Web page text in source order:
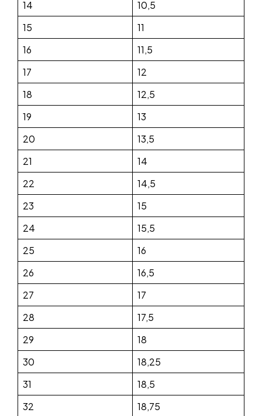
14
10,5
15
11
16
11,5
17
12
18
12,5
19
13
20
13,5
21
14
22
14,5
23
15
24
15,5
25
16
26
16,5
27
17
28
17,5
29
18
30
18,25
31
18,5
32
18,75